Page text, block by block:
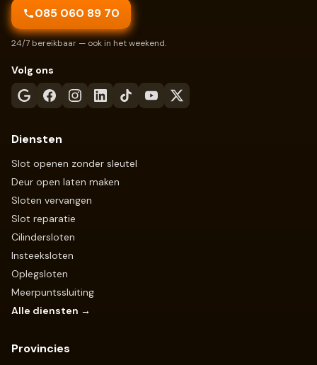
085 060 89 70
24/7 bereikbaar — ook in het weekend.
Volg ons
Diensten
Slot openen zonder sleutel
Deur open laten maken
Sloten vervangen
Slot reparatie
Cilindersloten
Insteeksloten
Oplegsloten
Meerpuntssluiting
Alle diensten →
Provincies